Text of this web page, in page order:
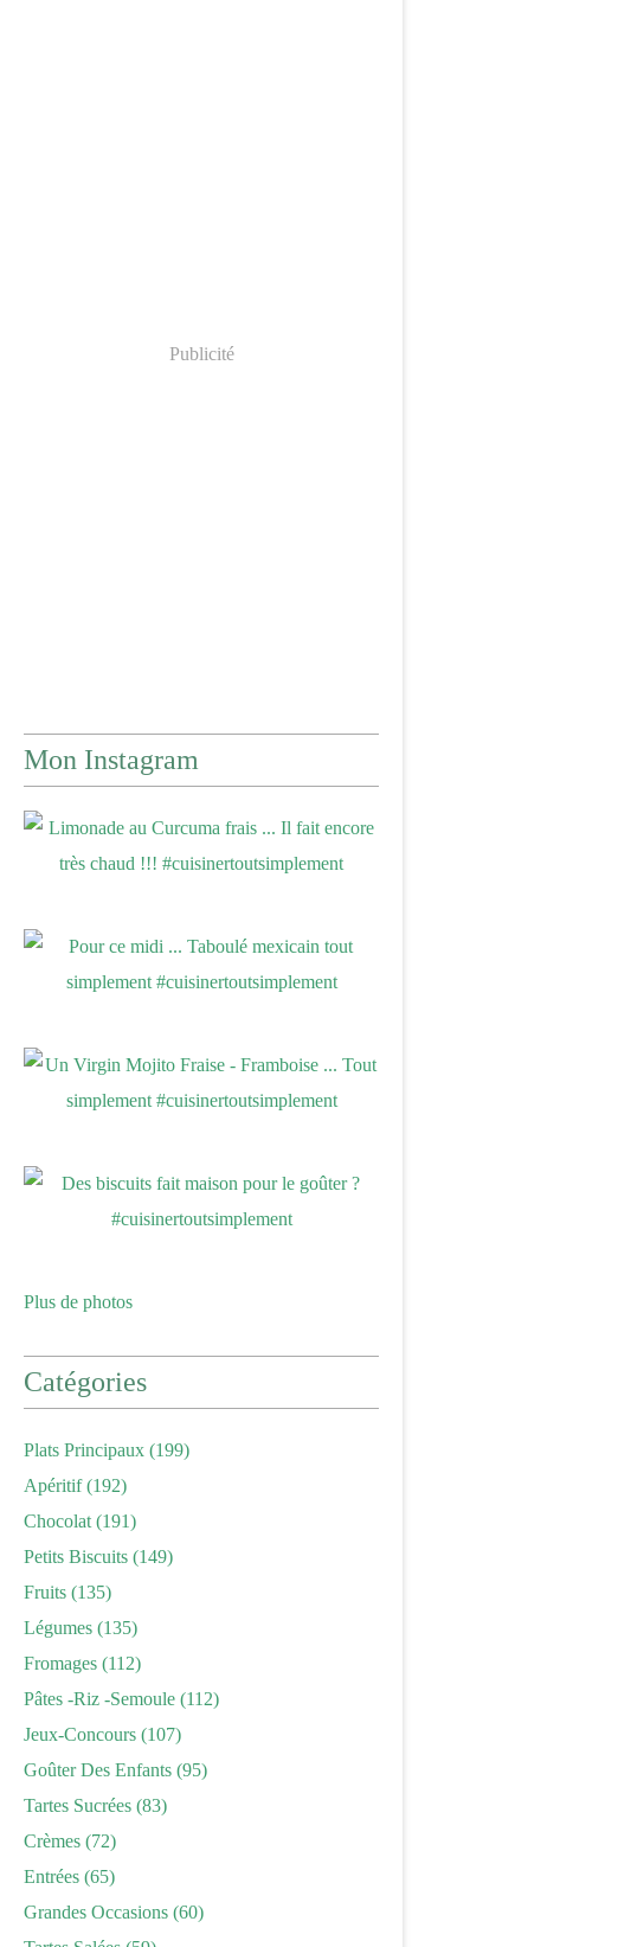
Publicité
Mon Instagram
Plus de photos
Catégories
Plats Principaux (199)
Apéritif(192)
Chocolat (191)
Petits Biscuits (149)
Fruits (135)
Légumes (135)
Fromages (112)
Pâtes -riz -semoule (112)
Jeux-Concours (107)
Goûter Des Enfants (95)
Tartes Sucrées (83)
Crèmes (72)
Entrées (65)
Grandes Occasions (60)